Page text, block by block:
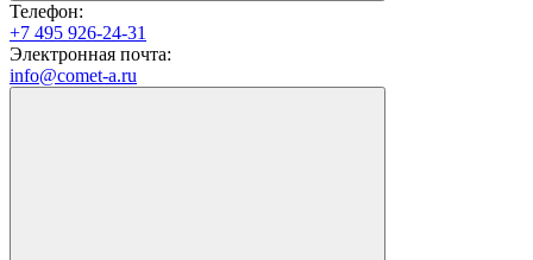
Телефон:
+7 495 926-24-31
Электронная почта:
info@comet-a.ru